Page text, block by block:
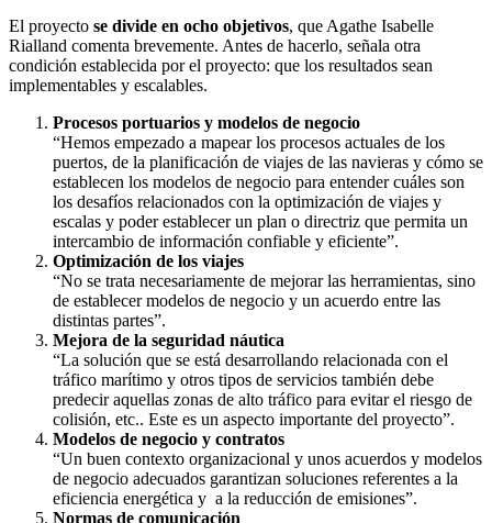
El proyecto se divide en ocho objetivos, que Agathe Isabelle
Rialland comenta brevemente. Antes de hacerlo, señala otra
condición establecida por el proyecto: que los resultados sean
implementables y escalables.
Procesos portuarios y modelos de negocio
“Hemos empezado a mapear los procesos actuales de los
puertos, de la planificación de viajes de las navieras y cómo se
establecen los modelos de negocio para entender cuáles son
los desafíos relacionados con la optimización de viajes y
escalas y poder establecer un plan o directriz que permita un
intercambio de información confiable y eficiente”.
Optimización de los viajes
“No se trata necesariamente de mejorar las herramientas, sino
de establecer modelos de negocio y un acuerdo entre las
distintas partes”.
Mejora de la seguridad náutica
“La solución que se está desarrollando relacionada con el
tráfico marítimo y otros tipos de servicios también debe
predecir aquellas zonas de alto tráfico para evitar el riesgo de
colisión, etc.. Este es un aspecto importante del proyecto”.
Modelos de negocio y contratos
“Un buen contexto organizacional y unos acuerdos y modelos
de negocio adecuados garantizan soluciones referentes a la
eficiencia energética y a la reducción de emisiones”.
Normas de comunicación